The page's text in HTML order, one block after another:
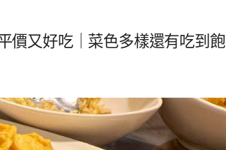
價又好吃｜菜色多樣還有吃到飽